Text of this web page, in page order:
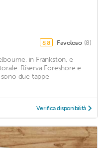
8,8 Favoloso (8)
in Frankston, e
Riserva Foreshore e
due tappe
Verifica disponibilità